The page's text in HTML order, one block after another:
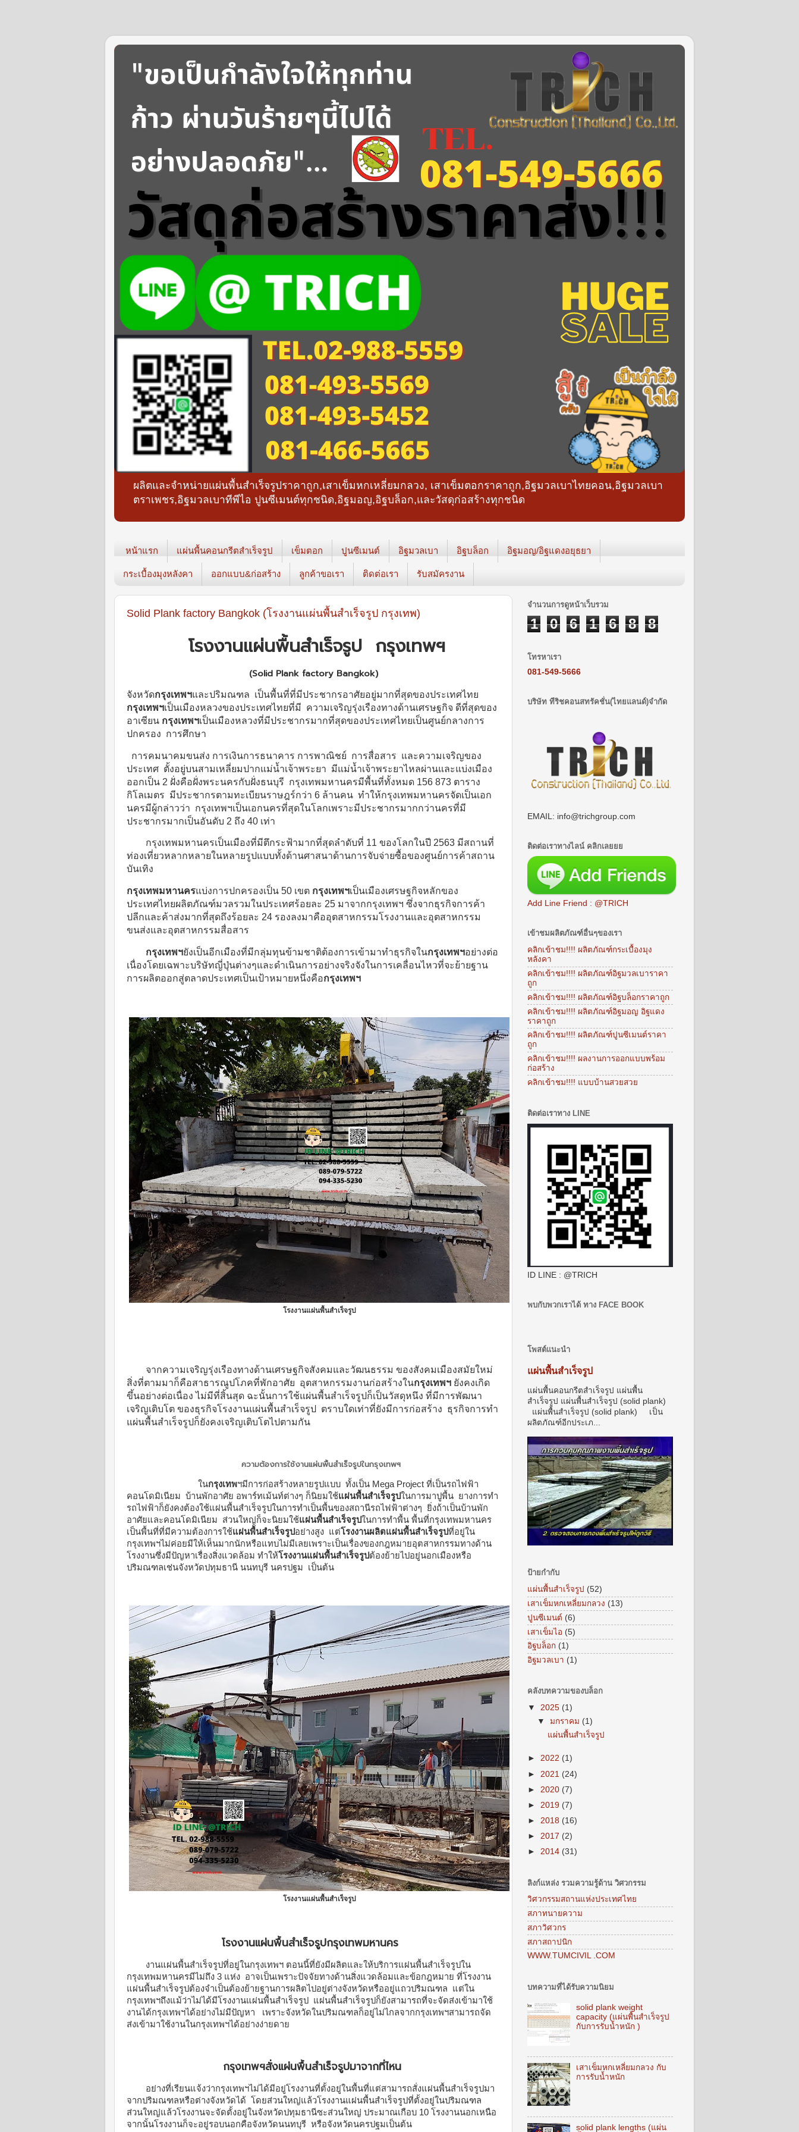
ผลิตและจำหน่ายแผ่นพื้นสำเร็จรูปราคาถูก,เสาเข็มหกเหลี่ยมกลวง, เสาเข็มตอกราคาถูก,อิฐมวลเบาไทยคอน,อิฐมวลเบา
ตราเพชร,อิฐมวลเบาทีพีไอ ปูนซีเมนต์ทุกชนิด,อิฐมอญ,อิฐบล็อก,และวัสดุก่อสร้างทุกชนิด
หน้าแรก แผ่นพื้นคอนกรีตสำเร็จรูป เข็มตอก ปูนซีเมนต์ อิฐมวลเบา อิฐบล็อก อิฐมอญ/อิฐแดงอยุธยา
กระเบื้องมุงหลังคา ออกแบบ&ก่อสร้าง ลูกค้าขอเรา ติดต่อเรา รับสมัครงาน
Solid Plank factory Bangkok (โรงงานแผ่นพื้นสำเร็จรูป กรุงเทพ)
โรงงานแผ่นพื้นสำเร็จรูป กรุงเทพฯ
(Solid Plank factory Bangkok)
จังหวัดกรุงเทพฯและปริมณฑล เป็นพื้นที่ที่มีประชากรอาศัยอยู่มากที่สุดของประเทศไทย
กรุงเทพฯเป็นเมืองหลวงของประเทศไทยที่มี ความเจริญรุ่งเรืองทางด้านเศรษฐกิจ ดีที่สุดของ
อาเซียน กรุงเทพฯเป็นเมืองหลวงที่มีประชากรมากที่สุดของประเทศไทยเป็นศูนย์กลางการ
ปกครอง การศึกษา
การคมนาคมขนส่ง การเงินการธนาคาร การพาณิชย์ การสื่อสาร และความเจริญของ
ประเทศ ตั้งอยู่บนสามเหลี่ยมปากแม่น้ำเจ้าพระยา มีแม่น้ำเจ้าพระยาไหลผ่านและแบ่งเมือง
ออกเป็น 2 ฝั่งคือฝั่งพระนครกับฝั่งธนบุรี กรุงเทพมหานครมีพื้นที่ทั้งหมด 156 873 ตาราง
กิโลเมตร มีประชากรตามทะเบียนราษฎร์กว่า 6 ล้านคน ทำให้กรุงเทพมหานครจัดเป็นเอก
นครมีผู้กล่าวว่า กรุงเทพฯเป็นเอกนครที่สุดในโลกเพราะมีประชากรมากกว่านครที่มี
ประชากรมากเป็นอันดับ 2 ถึง 40 เท่า
กรุงเทพมหานครเป็นเมืองที่มีตึกระฟ้ามากที่สุดลำดับที่ 11 ของโลกในปี 2563 มีสถานที่
ท่องเที่ยวหลากหลายในหลายรูปแบบทั้งด้านศาสนาด้านการจับจ่ายซื้อของศูนย์การค้าสถาน
บันเทิง
กรุงเทพมหานครแบ่งการปกครองเป็น 50 เขต กรุงเทพฯเป็นเมืองเศรษฐกิจหลักของ
ประเทศไทยผลิตภัณฑ์มวลรวมในประเทศร้อยละ 25 มาจากกรุงเทพฯ ซึ่งจากธุรกิจการค้า
ปลีกและค้าส่งมากที่สุดถึงร้อยละ 24 รองลงมาคืออุตสาหกรรมโรงงานและอุตสาหกรรม
ขนส่งและอุตสาหกรรมสื่อสาร
กรุงเทพฯยังเป็นอีกเมืองที่มีกลุ่มทุนข้ามชาติต้องการเข้ามาทำธุรกิจในกรุงเทพฯอย่างต่อ
เนื่องโดยเฉพาะบริษัทญี่ปุ่นต่างๆและดำเนินการอย่างจริงจังในการเคลื่อนไหวที่จะย้ายฐาน
การผลิตออกสู่ตลาดประเทศเป็นเป้าหมายหนึ่งคือกรุงเทพฯ
โรงงานแผ่นพื้นสำเร็จรูป
จากความเจริญรุ่งเรืองทางด้านเศรษฐกิจสังคมและวัฒนธรรม ของสังคมเมืองสมัยใหม่
สิ่งที่ตามมาก็คือสาธารณูปโภคที่พักอาศัย อุตสาหกรรมงานก่อสร้างในกรุงเทพฯ ยังคงเกิด
ขึ้นอย่างต่อเนื่อง ไม่มีที่สิ้นสุด ฉะนั้นการใช้แผ่นพื้นสำเร็จรูปก็เป็นวัสดุหนึง ที่มีการพัฒนา
เจริญเติบโต ของธุรกิจโรงงานแผ่นพื้นสำเร็จรูป ตราบใดเท่าที่ยังมีการก่อสร้าง ธุรกิจการทำ
แผ่นพื้นสำเร็จรูปก็ยังคงเจริญเติบโตไปตามกัน
ความต้องการใช้งานแผ่นพื้นสำเร็จรูปในกรุงเทพฯ
ในกรุงเทพฯมีการก่อสร้างหลายรูปแบบ ทั้งเป็น Mega Project ที่เป็นรถไฟฟ้า
คอนโดมิเนียม บ้านพักอาศัย อพาร์ทเม้นท์ต่างๆ ก็นิยมใช้แผ่นพื้นสำเร็จรูปในการมาปูพื้น ยางการทำ
รถไฟฟ้าก็ยังคงต้องใช้แผ่นพื้นสำเร็จรูปในการทำเป็นพื้นของสถานีรถไฟฟ้าต่างๆ ยิ่งถ้าเป็นบ้านพัก
อาศัยและคอนโดมิเนียม ส่วนใหญ่ก็จะนิยมใช้แผ่นพื้นสำเร็จรูปในการทำพื้น พื้นที่กรุงเทพมหานคร
เป็นพื้นที่ที่มีความต้องการใช้แผ่นพื้นสำเร็จรูปอย่างสูง แต่โรงงานผลิตแผ่นพื้นสำเร็จรูปที่อยู่ใน
กรุงเทพฯไม่ค่อยมีให้เห็นมากนักหรือแทบไม่มีเลยเพราะเป็นเรื่องของกฎหมายอุตสาหกรรมทางด้าน
โรงงานซึ่งมีปัญหาเรื่องสิ่งแวดล้อม ทำให้โรงงานแผ่นพื้นสำเร็จรูปต้องย้ายไปอยู่นอกเมืองหรือ
ปริมณฑลเช่นจังหวัดปทุมธานี นนทบุรี นครปฐม เป็นต้น
โรงงานแผ่นพื้นสำเร็จรูป
โรงงานแผ่นพื้นสำเร็จรูปกรุงเทพมหานคร
งานแผ่นพื้นสำเร็จรูปที่อยู่ในกรุงเทพฯ ตอนนี้ที่ยังมีผลิตและให้บริการแผ่นพื้นสำเร็จรูปใน
กรุงเทพมหานครมีไม่ถึง 3 แห่ง อาจเป็นเพราะปัจจัยทางด้านสิ่งแวดล้อมและข้อกฎหมาย ที่โรงงาน
แผ่นพื้นสำเร็จรูปต้องจำเป็นต้องย้ายฐานการผลิตไปอยู่ต่างจังหวัดหรืออยู่แถวปริมณฑล แต่ใน
กรุงเทพฯถึงแม้ว่าไม่ได้มีโรงงานแผ่นพื้นสำเร็จรูป แผ่นพื้นสำเร็จรูปก็ยังสามารถที่จะจัดส่งเข้ามาใช้
งานได้กรุงเทพฯได้อย่างไม่มีปัญหา เพราะจังหวัดในปริมณฑลก็อยู่ไม่ไกลจากกรุงเทพฯสามารถจัด
ส่งเข้ามาใช้งานในกรุงเทพฯได้อย่างง่ายดาย
กรุงเทพฯสั่งแผ่นพื้นสำเร็จรูปมาจากที่ไหน
อย่างที่เรียนแจ้งว่ากรุงเทพฯไม่ได้มีอยู่โรงงานที่ตั้งอยู่ในพื้นที่แต่สามารถสั่งแผ่นพื้นสำเร็จรูปมา
จากปริมณฑลหรือต่างจังหวัดได้ โดยส่วนใหญ่แล้วโรงงานแผ่นพื้นสำเร็จรูปที่ตั้งอยู่ในปริมณฑล
ส่วนใหญ่แล้วโรงงานจะจัดตั้งอยู่ในจังหวัดปทุมธานีซะส่วนใหญ่ ประมาณเกือบ 10 โรงงานนอกเหนือ
จากนั้นโรงงานก็จะอยู่รอบนอกคือจังหวัดนนทบุรี หรือจังหวัดนครปฐมเป็นต้น
จำนวนการดูหน้าเว็บรวม
1 0 6 1 6 8 8
โทรหาเรา
081-549-5666
บริษัท ทีริชคอนสทรัคชั่น(ไทยแลนด์)จำกัด
EMAIL: info@trichgroup.com
ติดต่อเราทางไลน์ คลิกเลยยย
Add Line Friend : @TRICH
เข้าชมผลิตภัณฑ์อื่นๆของเรา
คลิกเข้าชม!!!! ผลิตภัณฑ์กระเบื้องมุง
หลังคา
คลิกเข้าชม!!!! ผลิตภัณฑ์อิฐมวลเบาราคา
ถูก
คลิกเข้าชม!!!! ผลิตภัณฑ์อิฐบล็อกราคาถูก
คลิกเข้าชม!!!! ผลิตภัณฑ์อิฐมอญ อิฐแดง
ราคาถูก
คลิกเข้าชม!!!! ผลิตภัณฑ์ปูนซีเมนต์ราคา
ถูก
คลิกเข้าชม!!!! ผลงานการออกแบบพร้อม
ก่อสร้าง
คลิกเข้าชม!!!! แบบบ้านสวยสวย
ติดต่อเราทาง LINE
ID LINE : @TRICH
พบกับพวกเราได้ ทาง FACE BOOK
โพสต์แนะนำ
แผ่นพื้นสำเร็จรูป
แผ่นพื้นคอนกรีตสำเร็จรูป แผ่นพื้น
สำเร็จรูป แผ่นพื้นสำเร็จรูป (solid plank)
แผ่นพื้นสำเร็จรูป (solid plank) เป็น
ผลิตภัณฑ์อีกประเภ...
ป้ายกำกับ
แผ่นพื้นสำเร็จรูป (52)
เสาเข็มหกเหลี่ยมกลวง (13)
ปูนซีเมนต์ (6)
เสาเข็มไอ (5)
อิฐบล็อก (1)
อิฐมวลเบา (1)
คลังบทความของบล็อก
▼ 2025 (1)
▼มกราคม (1)
แผ่นพื้นสำเร็จรูป
► 2022 (1)
► 2021 (24)
► 2020 (7)
► 2019 (7)
► 2018 (16)
► 2017 (2)
► 2014 (31)
ลิงก์แหล่ง รวมความรู้ด้าน วิศวกรรม
วิศวกรรมสถานแห่งประเทศไทย
สภาทนายความ
สภาวิศวกร
สภาสถาปนิก
WWW.TUMCIVIL .COM
บทความที่ได้รับความนิยม
solid plank weight
capacity (แผ่นพื้นสำเร็จรูป
กับการรับน้ำหนัก )
เสาเข็มหกเหลี่ยมกลวง กับ
การรับน้ำหนัก
solid plank lengths (แผ่น